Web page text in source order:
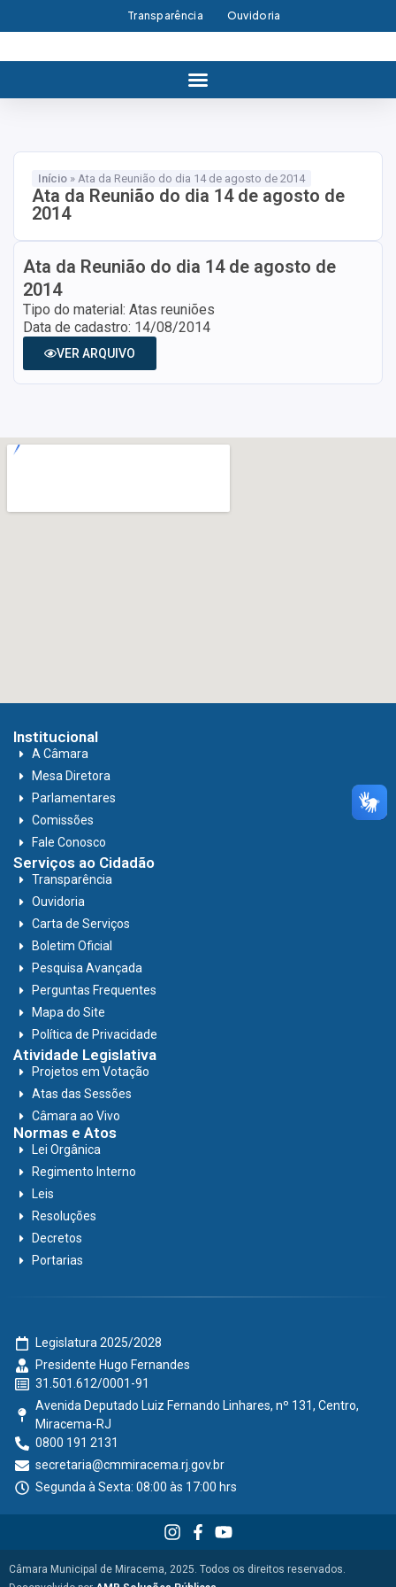
Transparência Ouvidoria
Início » Ata da Reunião do dia 14 de agosto de 2014
Ata da Reunião do dia 14 de agosto de
2014
Ata da Reunião do dia 14 de agosto de
2014
Tipo do material: Atas reuniões
Data de cadastro: 14/08/2014
VER ARQUIVO
Institucional
A Câmara
Mesa Diretora
Parlamentares
Comissões
Fale Conosco
Serviços ao Cidadão
Transparência
Ouvidoria
Carta de Serviços
Boletim Oficial
Pesquisa Avançada
Perguntas Frequentes
Mapa do Site
Política de Privacidade
Atividade Legislativa
Projetos em Votação
Atas das Sessões
Câmara ao Vivo
Normas e Atos
Lei Orgânica
Regimento Interno
Leis
Resoluções
Decretos
Portarias
Legislatura 2025/2028
Presidente Hugo Fernandes
31.501.612/0001-91
Avenida Deputado Luiz Fernando Linhares, nº 131, Centro,
Miracema-RJ
0800 191 2131
secretaria@cmmiracema.rj.gov.br
Segunda à Sexta: 08:00 às 17:00 hrs
Câmara Municipal de Miracema, 2025. Todos os direitos reservados.